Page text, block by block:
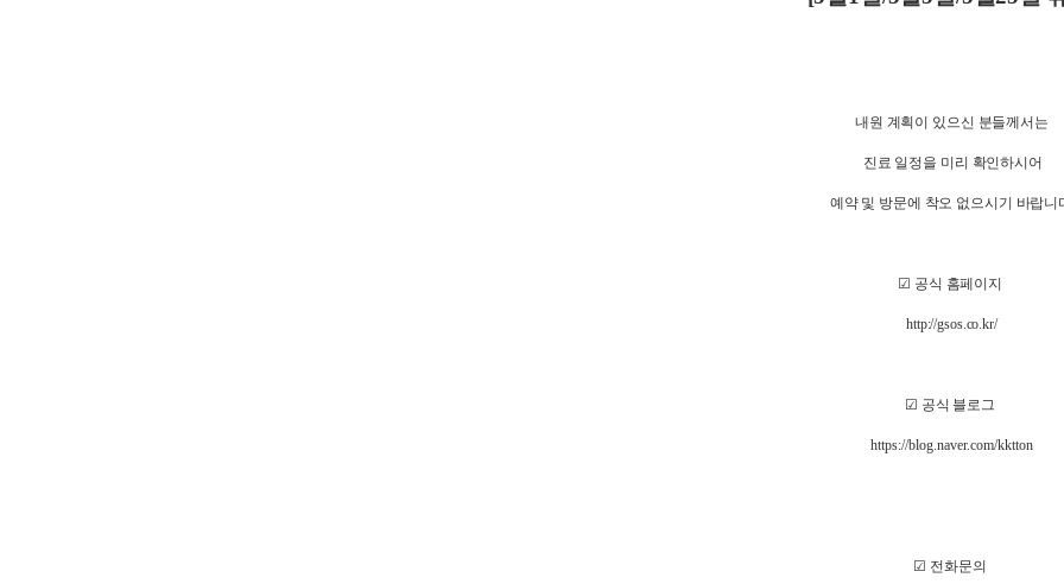
내원 계획이 있으신 분들께서는
진료 일정을 미리 확인하시어
예약 및 방문에 착오 없으시기 바랍니
☑ 공식 홈페이지
http://gsos.co.kr/
☑ 공식 블로그
https://blog.naver.com/kktton
☑ 전화문의